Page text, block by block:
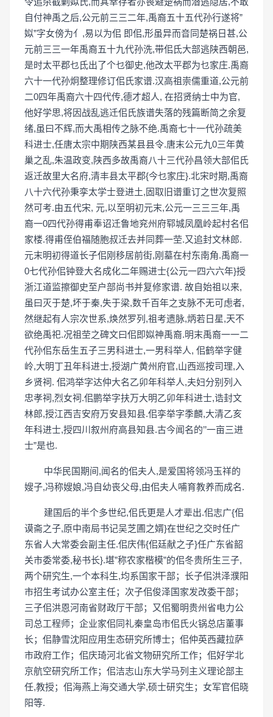
自付神禹之后,公元前三三二年,禹裔五十五代孙行遂将”
姒”字女傍为亻,易以为佀 即佀,形虽异而音同楚祸日甚,公
元前三三一年禹裔五十九代孙洗,带佀氐大部逃陕西朝邑,
是时太平郡乜氐出了个乜御史,他改太平郡为乜家庄.禹裔
六十一代孙炯整理修订佀氏家谱.汉高祖崇儒重道,公元前
二0四年禹裔六十四代传,德才超人, 在招贤纳士中为官,
他好学思,将因战乱逃迁佀氏族谱失落的残篇断简之余复
绪,虽曰不辉,而大禹相传之脉不绝.禹裔七十一代孙疏美
科进士,任唐太宗中期陕西某县县令.唐末公元九0三年黄
巢之乱,朱温政变,陕西多故禹裔八十三代孙昌领大部佀氏
返迁故里大名府,清丰县太平郡{今乜家庄}.北宋时期,禹裔
八十六代孙秉孪太学士登进土,固取旧谱重订之世次复照
然可考.由五代宋, 元,以至明初元末,公元一三三三年,禹
裔一0四代孙得甫奉诏迁鲁地兖州府郓城凤凰岭起村名佀
家楼.得甫侄伯福随胞叔迁去并同葬一茔.又追封文林郎.
元末明初得道长子佀刚移居前街,刚墓在村东南角.禹裔一
0七代孙佀钟登大名成化二年赐进士{公元一四六六年}授
浙江道监擦御史至户部尚书并复修家谱. 故自始祖以来,
虽曰灭于楚,坏于秦,失于梁,数千百年之支脉不无可虑者,
然继起有人宗次世系,焕然罗列,祖考遗脉,炳若日星,天不
欲绝禹祀.况祖茔之碑文曰佀即姒神禹裔.明末禹裔一一二
代孙佀东岳生五子三男科进士,一男科举人, 佀鹤举字健
岭,大明丁丑年科进士,授湖广黄州府官,山西巡按司理,入
乡贤祠. 佀鸿举字达仲大名乙卯年科举人,夫妇分别列入
忠孝祠,烈女祠.佀鹏举字扶万大明乙卯年科进士,诰封文
林郎,授江西吉安府万安县知县.佀孪举字季麟,大清乙亥
年科进士,授四川叙州府高县知县.古今闻名的’’一亩三进
士”是也.
中华民国期间,闻名的佀夫人,是爱国将领冯玉祥的
嫂子,冯称嫂娘,冯自幼丧父母,由佀夫人哺育教养而成名.
建国后的半个多世纪,佀氏更是人才辈出.佀志广{佀
谟斋之子,原中南局书记吴芝圃之婿}在世纪之交时任广
东省人大常委会副主任.佀庆伟{佀廷献之子}任广东省韶
关市委常委,秘书长}.堪”称农家楷模”的佀冬贵所生三子,
两个研究生,一个本科生,均系国家干部；长子佀洪泽濮阳
市招生考试办公室主任；次子佀俊泽国家发改委干部；
三子佀洪恩河南省财政厅干部；又佀蜀明贵州省电力公
司总工程师；企业家佀同礼秦皇岛市佀氏火锅总店董事
长；佀静雪沈阳应用生态研究所博士；佀仲英西藏拉萨
市政府工作；佀庆琦河北省文物研究所工作；佀好学北
京航空研究所工作；佀洁志山东大学马列主义理论部主
任,教授；佀海燕上海交通大学,硕士研究生；女军官佀晓
阳等.